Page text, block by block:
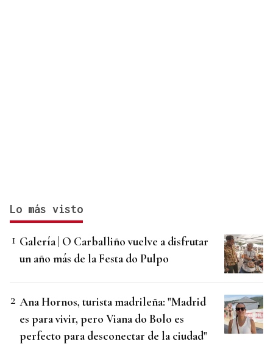
Lo más visto
Galería | O Carballiño vuelve a disfrutar
un año más de la Festa do Pulpo
Ana Hornos, turista madrileña: "Madrid
es para vivir, pero Viana do Bolo es
perfecto para desconectar de la ciudad"